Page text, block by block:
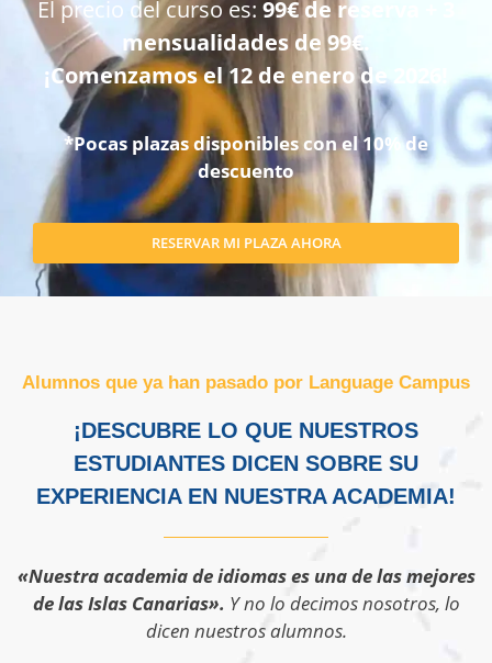
El precio del curso es: 99€ de reserva + 3
mensualidades de 99€.
¡Comenzamos el 12 de enero de 2026!
*Pocas plazas disponibles con el 10% de
descuento
RESERVAR MI PLAZA AHORA
Alumnos que ya han pasado por Language Campus
¡DESCUBRE LO QUE NUESTROS
ESTUDIANTES DICEN SOBRE SU
EXPERIENCIA EN NUESTRA ACADEMIA!
«Nuestra academia de idiomas es una de las mejores
de las Islas Canarias». Y no lo decimos nosotros, lo
dicen nuestros alumnos.